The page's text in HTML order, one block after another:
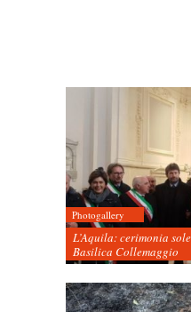
Photogallery
L’Aquila: cerimonia
Basilica Collemaggio